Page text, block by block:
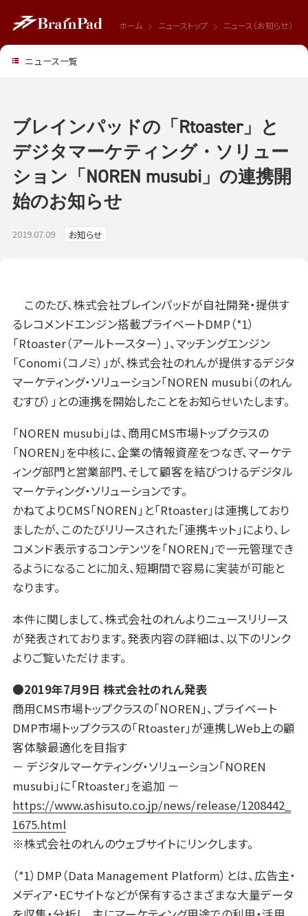
ホーム ニューストップ ニュース（お知らせ）
2019.07.09 お知らせ
ブレインパッドの「Rtoaster」と
デジタマーケティング・ソリュー
ション「NOREN musubi」の連携開
始のお知らせ
このたび、株式会社ブレインパッドが自社開発・提供す
るレコメンドエンジン搭載プライベートDMP（*1）
「Rtoaster（アールトースター）」、マッチングエンジン
「Conomi（コノミ）」が、株式会社のれんが提供するデジタ
マーケティング・ソリューション「NOREN musubi（のれん
むすび）」との連携を開始したことをお知らせいたします。
「NOREN musubi」は、商用CMS市場トップクラスの
「NOREN」を中核に、企業の情報資産をつなぎ、マーケテ
ィング部門と営業部門、そして顧客を結びつけるデジタル
マーケティング・ソリューションです。
かねてよりCMS「NOREN」と「Rtoaster」は連携しており
ましたが、このたびリリースされた「連携キット」により、レ
コメンド表示するコンテンツを「NOREN」で一元管理でき
るようになることに加え、短期間で容易に実装が可能と
なります。
本件に関しまして、株式会社のれんよりニュースリリース
が発表されております。発表内容の詳細は、以下のリンク
よりご覧いただけます。
●2019年7月9日 株式会社のれん発表
商用CMS市場トップクラスの「NOREN」、プライベート
DMP市場トップクラスの「Rtoaster」が連携しWeb上の顧
客体験最適化を目指す
－ デジタルマーケティング・ソリューション「NOREN
musubi」に「Rtoaster」を追加 －
https://www.ashisuto.co.jp/news/release/1208442_
1675.html
※株式会社のれんのウェブサイトにリンクします。
（*1）DMP（Data Management Platform）とは、広告主・
メディア・ECサイトなどが保有するさまざまな大量データ
ニュース一覧